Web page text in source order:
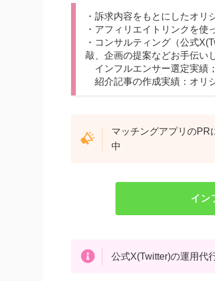
・訴求内容をもとにしたオリ
・アフィリエイトリンクを使
・コンサルティング（公式
敲、企画の提案などお手伝い
インフルエンサー選定実績
紹介記事の作成実績：オリ
マッチングアプリのPR
中
イン
公式X(Twitter)の運用代